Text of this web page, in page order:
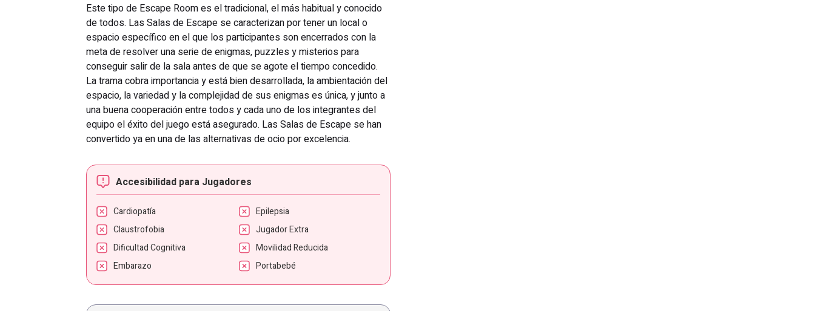
Este tipo de Escape Room es el tradicional, el más habitual y conocido
de todos. Las Salas de Escape se caracterizan por tener un local o
espacio específico en el que los participantes son encerrados con la
meta de resolver una serie de enigmas, puzzles y misterios para
conseguir salir de la sala antes de que se agote el tiempo concedido.
La trama cobra importancia y está bien desarrollada, la ambientación del
espacio, la variedad y la complejidad de sus enigmas es única, y junto a
una buena cooperación entre todos y cada uno de los integrantes del
equipo el éxito del juego está asegurado. Las Salas de Escape se han
convertido ya en una de las alternativas de ocio por excelencia.
Accesibilidad para Jugadores
Cardiopatía
Epilepsia
Claustrofobia
Jugador Extra
Dificultad Cognitiva
Movilidad Reducida
Embarazo
Portabebé